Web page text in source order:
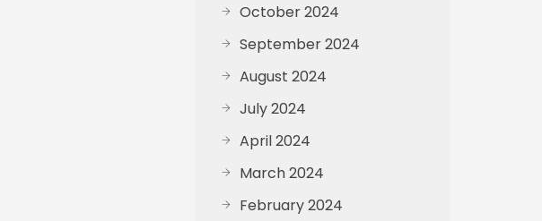
October 2024
September 2024
August 2024
July 2024
April 2024
March 2024
February 2024